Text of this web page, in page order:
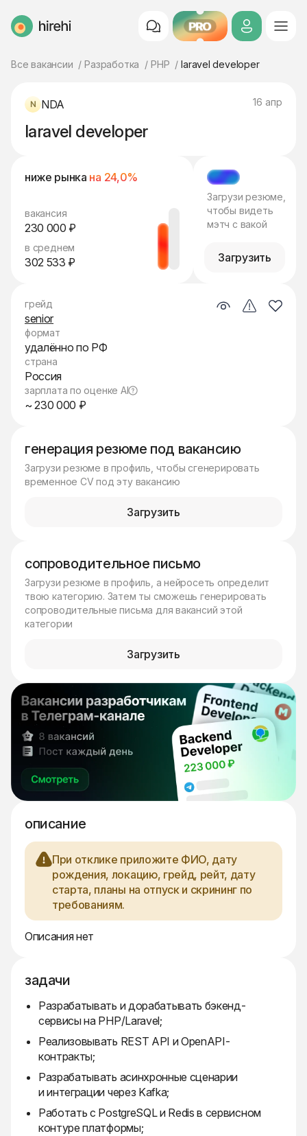
HireHi PRO
Все вакансии Разработка PHP laravel developer
NDA 16 апр
laravel developer
ниже рынка на 24,0%
вакансия
230 000 ₽
в среднем
302 533 ₽
МЭТЧ
Загрузи резюме,
чтобы видеть
мэтч с вакой
Загрузить
генерация резюме под вакансию
Загрузи резюме в профиль, чтобы сгенерировать
временное CV под эту вакансию
Загрузить
сопроводительное письмо
Загрузи резюме в профиль, а нейросеть определит
твою категорию. Затем ты сможешь генерировать
сопроводительные письма для вакансий этой
категории
Загрузить
описание
При отклике приложите ФИО, дату
рождения, локацию, грейд, рейт, дату
старта, планы на отпуск и скрининг по
требованиям.
Описания нет
задачи
Разрабатывать и дорабатывать бэкенд-
сервисы на PHP/Laravel;
Реализовывать REST API и OpenAPI-
контракты;
Разрабатывать асинхронные сценарии
и интеграции через Kafka;
Работать с PostgreSQL и Redis в сервисном
контуре платформы;
грейд
senior
формат
удалённо по РФ
страна
Россия
зарплата по оценке AI
~ 230 000 ₽